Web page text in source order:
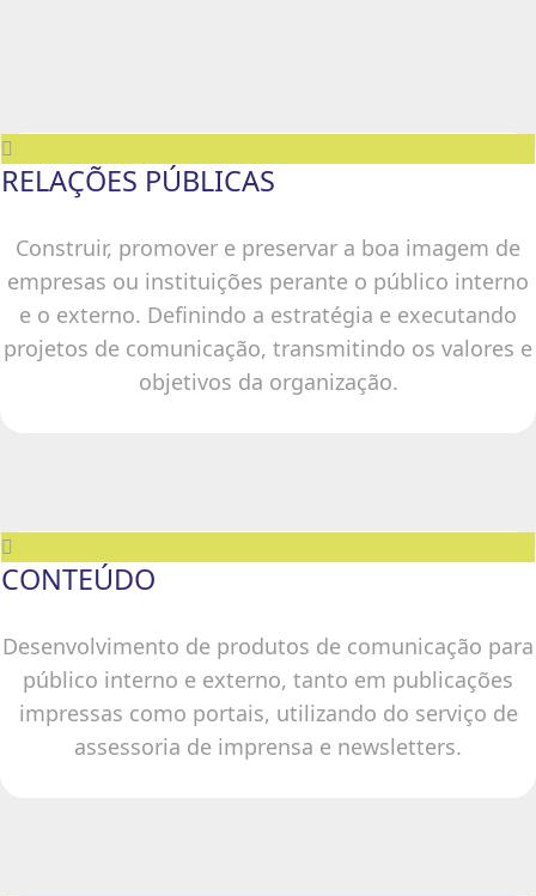
RELAÇÕES PÚBLICAS
Construir, promover e preservar a boa imagem de
empresas ou instituições perante o público interno
e o externo. Definindo a estratégia e executando
projetos de comunicação, transmitindo os valores e
objetivos da organização.
CONTEÚDO
Desenvolvimento de produtos de comunicação para
público interno e externo, tanto em publicações
impressas como portais, utilizando do serviço de
assessoria de imprensa e newsletters.